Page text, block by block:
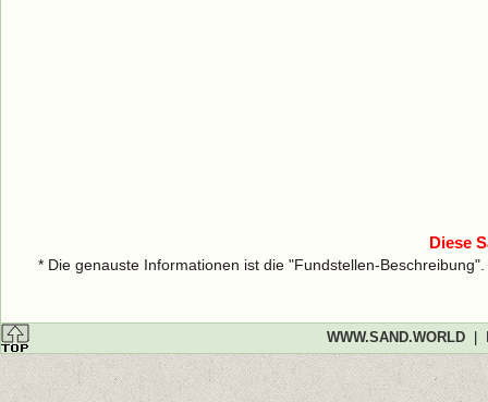
Diese
* Die genauste Informationen ist die "Fundstellen-
WWW.SAND.WORLD|